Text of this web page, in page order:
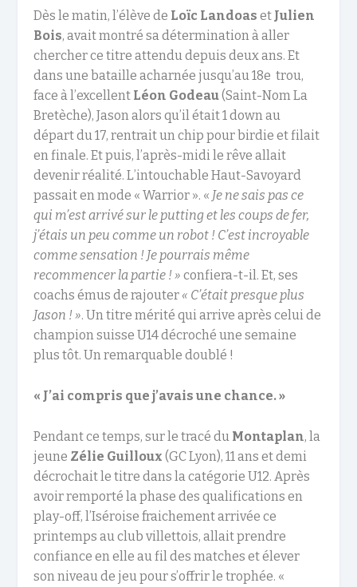
Dès le matin, l’élève de Loïc Landoas et Julien
Bois, avait montré sa détermination à aller
chercher ce titre attendu depuis deux ans. Et
dans une bataille acharnée jusqu’au 18e trou,
face à l’excellent Léon Godeau(Saint-Nom La
Bretèche), Jason alors qu’il était 1 down au
départ du 17, rentrait un chip pour birdie et filait
en finale. Et puis, l’après-midi le rêve allait
devenir réalité. L’intouchable Haut-Savoyard
passait en mode « Warrior ». « Je ne sais pas ce
qui m’est arrivé sur le putting et les coups de fer,
j’étais un peu comme un robot ! C’est incroyable
comme sensation ! Je pourrais même
recommencer la partie ! »confiera-t-il. Et, ses
coachs émus de rajouter « C’était presque plus
Jason ! ». Un titre mérité qui arrive après celui de
champion suisse U14 décroché une semaine
plus tôt. Un remarquable doublé !
« J’ai compris que j’avais une chance. »
Pendant ce temps, sur le tracé du Montaplan, la
jeune Zélie Guilloux (GC Lyon), 11 ans et demi
décrochait le titre dans la catégorie U12. Après
avoir remporté la phase des qualifications en
play-off, l’Iséroise fraichement arrivée ce
printemps au club villettois, allait prendre
confiance en elle au fil des matches et élever
son niveau de jeu pour s’offrir le trophée. «